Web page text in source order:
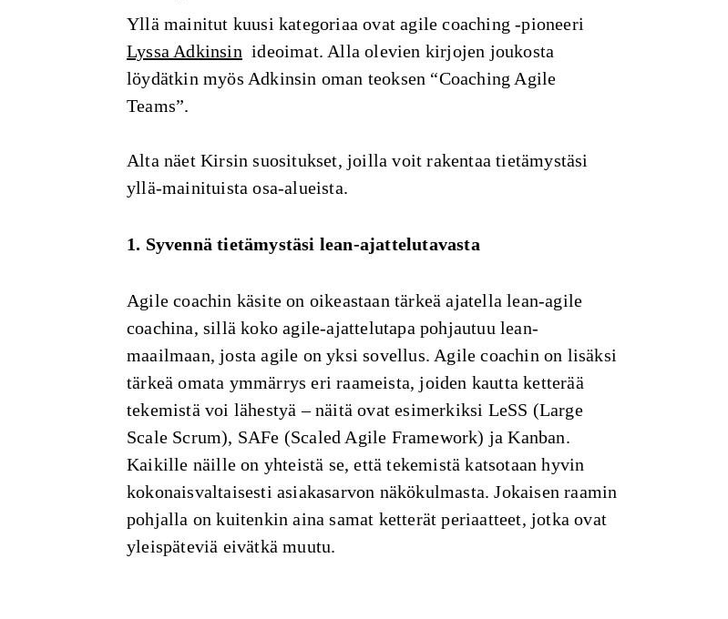
Yllä mainitut kuusi kategoriaa ovat agile coaching -pioneeri
Lyssa Adkinsin ideoimat. Alla olevien kirjojen joukosta
löydätkin myös Adkinsin oman teoksen “Coaching Agile
Teams”.
Alta näet Kirsin suositukset, joilla voit rakentaa tietämystäsi
yllä-mainituista osa-alueista.
1. Syvennä tietämystäsi lean-ajattelutavasta
Agile coachin käsite on oikeastaan tärkeä ajatella lean-agile
coachina, sillä koko agile-ajattelutapa pohjautuu lean-
maailmaan, josta agile on yksi sovellus. Agile coachin on lisäksi
tärkeä omata ymmärrys eri raameista, joiden kautta ketterää
tekemistä voi lähestyä – näitä ovat esimerkiksi LeSS (Large
Scale Scrum), SAFe (Scaled Agile Framework) ja Kanban.
Kaikille näille on yhteistä se, että tekemistä katsotaan hyvin
kokonaisvaltaisesti asiakasarvon näkökulmasta. Jokaisen raamin
pohjalla on kuitenkin aina samat ketterät periaatteet, jotka ovat
yleispäteviä eivätkä muutu.